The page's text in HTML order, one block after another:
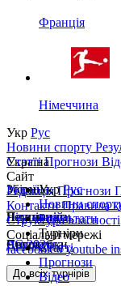
Франція
Німеччина
Укр Рус
Новини спорту
Україна
Україна
Перша ліга
Друга ліга
Кубок України
Збірні
Ліга націй
ЧС 2026
Чемпіонати
Англія
Іспанія
Єврокубки
Ліга чемпіонів
До всіх турнірів
СтаттіПрогнози
Сайт
РедакціяПрогнози
КонтактиПравила
Структура власності
Соціальні мережі
facebookxyoutube
УкрРус
Новини
Результати
Турніри
Статті
Прогнози
Відео